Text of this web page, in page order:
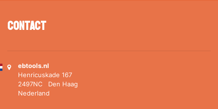
Contact
ebtools.nl
Henricuskade 167
2497NC Den Haag
Nederland